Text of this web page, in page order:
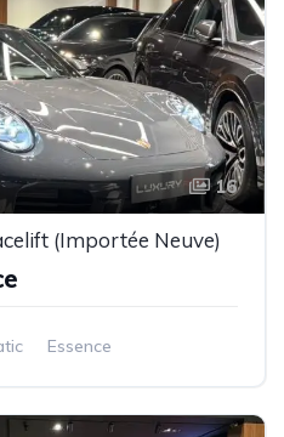
16
(Importée Neuve)
Essence